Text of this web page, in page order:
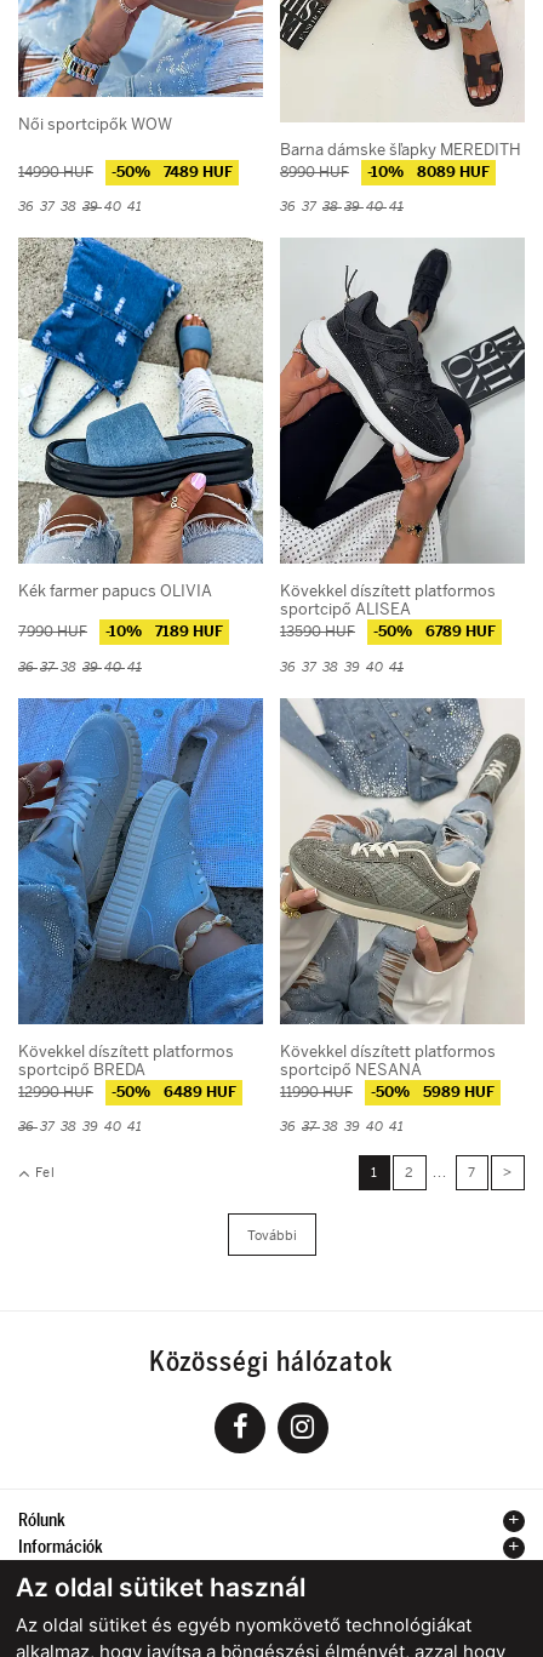
Az oldal sütiket használ
Az oldal sütiket és egyéb nyomkövető technológiákat
alkalmaz, hogy javítsa a böngészési élményét, azzal hogy
Női sportcipők WOW
14990 HUF -50% 7489 HUF
36 37 38 3940 41
Barna dámske šľapky MEREDITH
8990 HUF -10% 8089 HUF
36 37 38394041
Kék farmer papucs OLIVIA
7990 HUF -10% 7189 HUF
363738 394041
Kövekkel díszített platformos
sportcipő ALISEA
13590 HUF -50% 6789 HUF
36 37 38 39 40 41
Kövekkel díszített platformos
sportcipő BREDA
12990 HUF -50% 6489 HUF
3637 38 39 40 41
Kövekkel díszített platformos
sportcipő NESANA
11990 HUF -50% 5989 HUF
36 3738 39 40 41
Fel 1 2 ... 7 >
További
Közösségi hálózatok
Rólunk
Információk
Kapcsolat